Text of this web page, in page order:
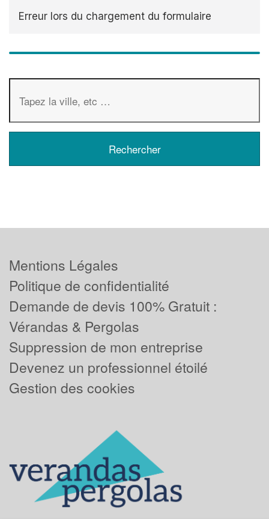
Erreur lors du chargement du formulaire
Mentions Légales
Politique de confidentialité
Demande de devis 100% Gratuit :
Vérandas & Pergolas
Suppression de mon entreprise
Devenez un professionnel étoilé
Gestion des cookies